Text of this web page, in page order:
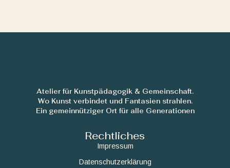
Atelier für Kunstpädagogik & Gemeinschaft.
Wo Kunst verbindet und Fantasien strahlen.
Ein gemeinnütziger Ort für alle Generationen
Rechtliches
Impressum
Datenschutzerklärung